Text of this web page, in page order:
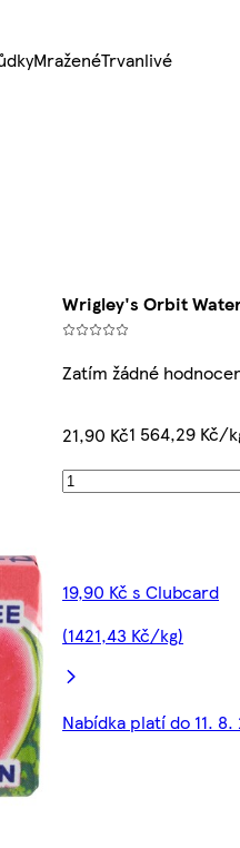
MraženéTrvanlivé
Wrigley's Orbit
Zatím žádné
21,90 Kč1 564,29 Kč/
19,90 Kč s Clubcard
(1421,43 Kč/kg)
Nabídka platí do 11. 8.